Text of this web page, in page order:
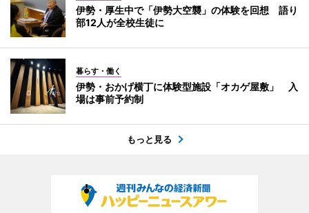
伊勢・厚生中で「伊勢大空襲」の体験を回想 語り
部12人が全校生徒に
暮らす・働く
伊勢・おかげ横丁に体験型施設「オカゲ屋敷」 入
場は事前予約制
もっと見る